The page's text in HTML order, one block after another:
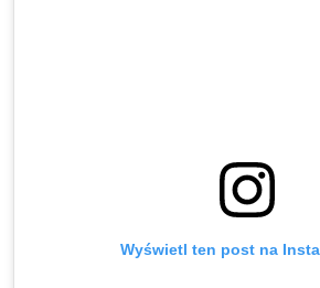
Wyświetl ten post na